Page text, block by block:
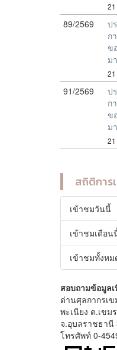
89/2569
ป
ก
ข
ม
91/2569
ป
ก
ข
ม
สถิติการ
เข้าชมวันนี้
เข้าชมเดือน
เข้าชมทั้งหม
สอบถามข้อมูล
ด่านศุลกากรเข
พะเนียง ต.เขม
จ.อุบลราชธานี
โทรศัพท์ 0-